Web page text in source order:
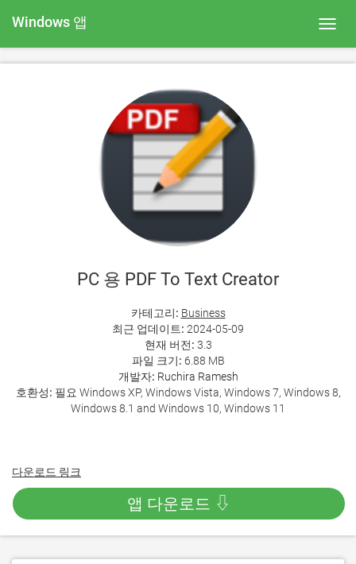
Windows 앱
PC 용 PDF To Text Creator
카테고리: Business
최근 업데이트: 2024-05-09
현재 버전: 3.3
파일 크기: 6.88 MB
개발자: Ruchira Ramesh
호환성: 필요 Windows XP, Windows Vista, Windows 7, Windows 8,
Windows 8.1 and Windows 10, Windows 11
다운로드 링크
앱 다운로드 ⇩